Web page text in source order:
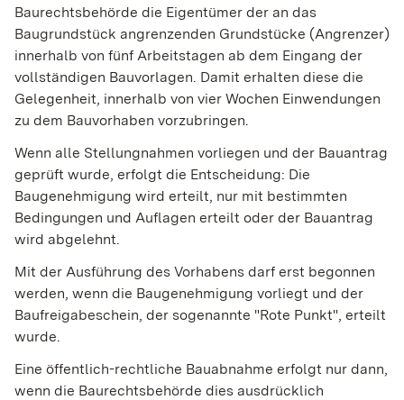
Baurechtsbehörde die Eigentümer der an das
Baugrundstück angrenzenden Grundstücke (Angrenzer)
innerhalb von fünf Arbeitstagen ab dem Eingang der
vollständigen Bauvorlagen. Damit erhalten diese die
Gelegenheit, innerhalb von vier Wochen Einwendungen
zu dem Bauvorhaben vorzubringen.
Wenn alle Stellungnahmen vorliegen und der Bauantrag
geprüft wurde, erfolgt die Entscheidung: Die
Baugenehmigung wird erteilt, nur mit bestimmten
Bedingungen und Auflagen erteilt oder der Bauantrag
wird abgelehnt.
Mit der Ausführung des Vorhabens darf erst begonnen
werden, wenn die Baugenehmigung vorliegt und der
Baufreigabeschein, der sogenannte "Rote Punkt", erteilt
wurde.
Eine öffentlich-rechtliche Bauabnahme erfolgt nur dann,
wenn die Baurechtsbehörde dies ausdrücklich